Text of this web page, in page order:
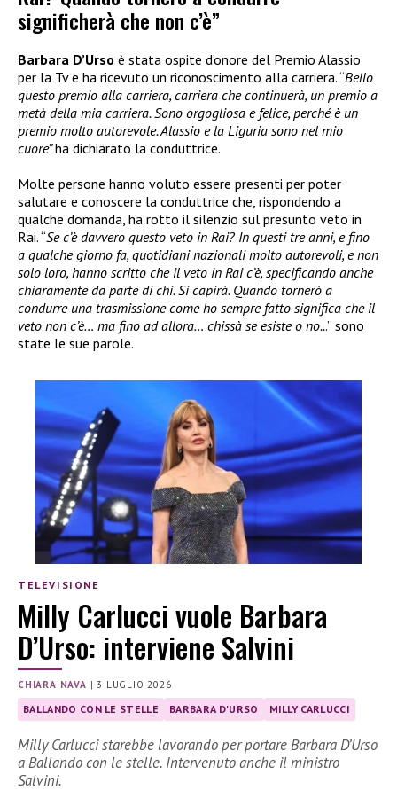
significherà che non c’è”
Barbara D’Urso è stata ospite d’onore del Premio Alassio
per la Tv e ha ricevuto un riconoscimento alla carriera. “Bello
questo premio alla carriera, carriera che continuerà, un premio a
metà della mia carriera. Sono orgogliosa e felice, perché è un
premio molto autorevole. Alassio e la Liguria sono nel mio
cuore”ha dichiarato la conduttrice.
Molte persone hanno voluto essere presenti per poter
salutare e conoscere la conduttrice che, rispondendo a
qualche domanda, ha rotto il silenzio sul presunto veto in
Rai. “Se c’è davvero questo veto in Rai? In questi tre anni, e fino
a qualche giorno fa, quotidiani nazionali molto autorevoli, e non
solo loro, hanno scritto che il veto in Rai c’è, specificando anche
chiaramente da parte di chi. Si capirà. Quando tornerò a
condurre una trasmissione come ho sempre fatto significa che il
veto non c’è… ma fino ad allora… chissà se esiste o no...” sono
state le sue parole.
TELEVISIONE
Milly Carlucci vuole Barbara
D’Urso: interviene Salvini
CHIARA NAVA |3 LUGLIO 2026
BALLANDO CON LE STELLE BARBARA D'URSO MILLY CARLUCCI
Milly Carlucci starebbe lavorando per portare Barbara D’Urso
a Ballando con le stelle. Intervenuto anche il ministro
Salvini.